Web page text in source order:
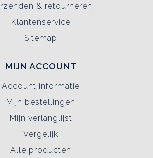
& retourneren
Klantenservice
Sitemap
MIJN ACCOUNT
Account informatie
Mijn bestellingen
Mijn verlanglijst
Vergelijk
Alle producten